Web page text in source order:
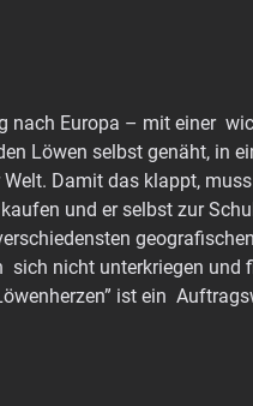
nach Europa – mit einer
Löwen selbst genäht, in
Damit das klappt,
und er selbst zur
sich nicht unterkriegen
ist ein